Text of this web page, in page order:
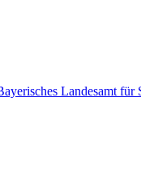
Landesamt für